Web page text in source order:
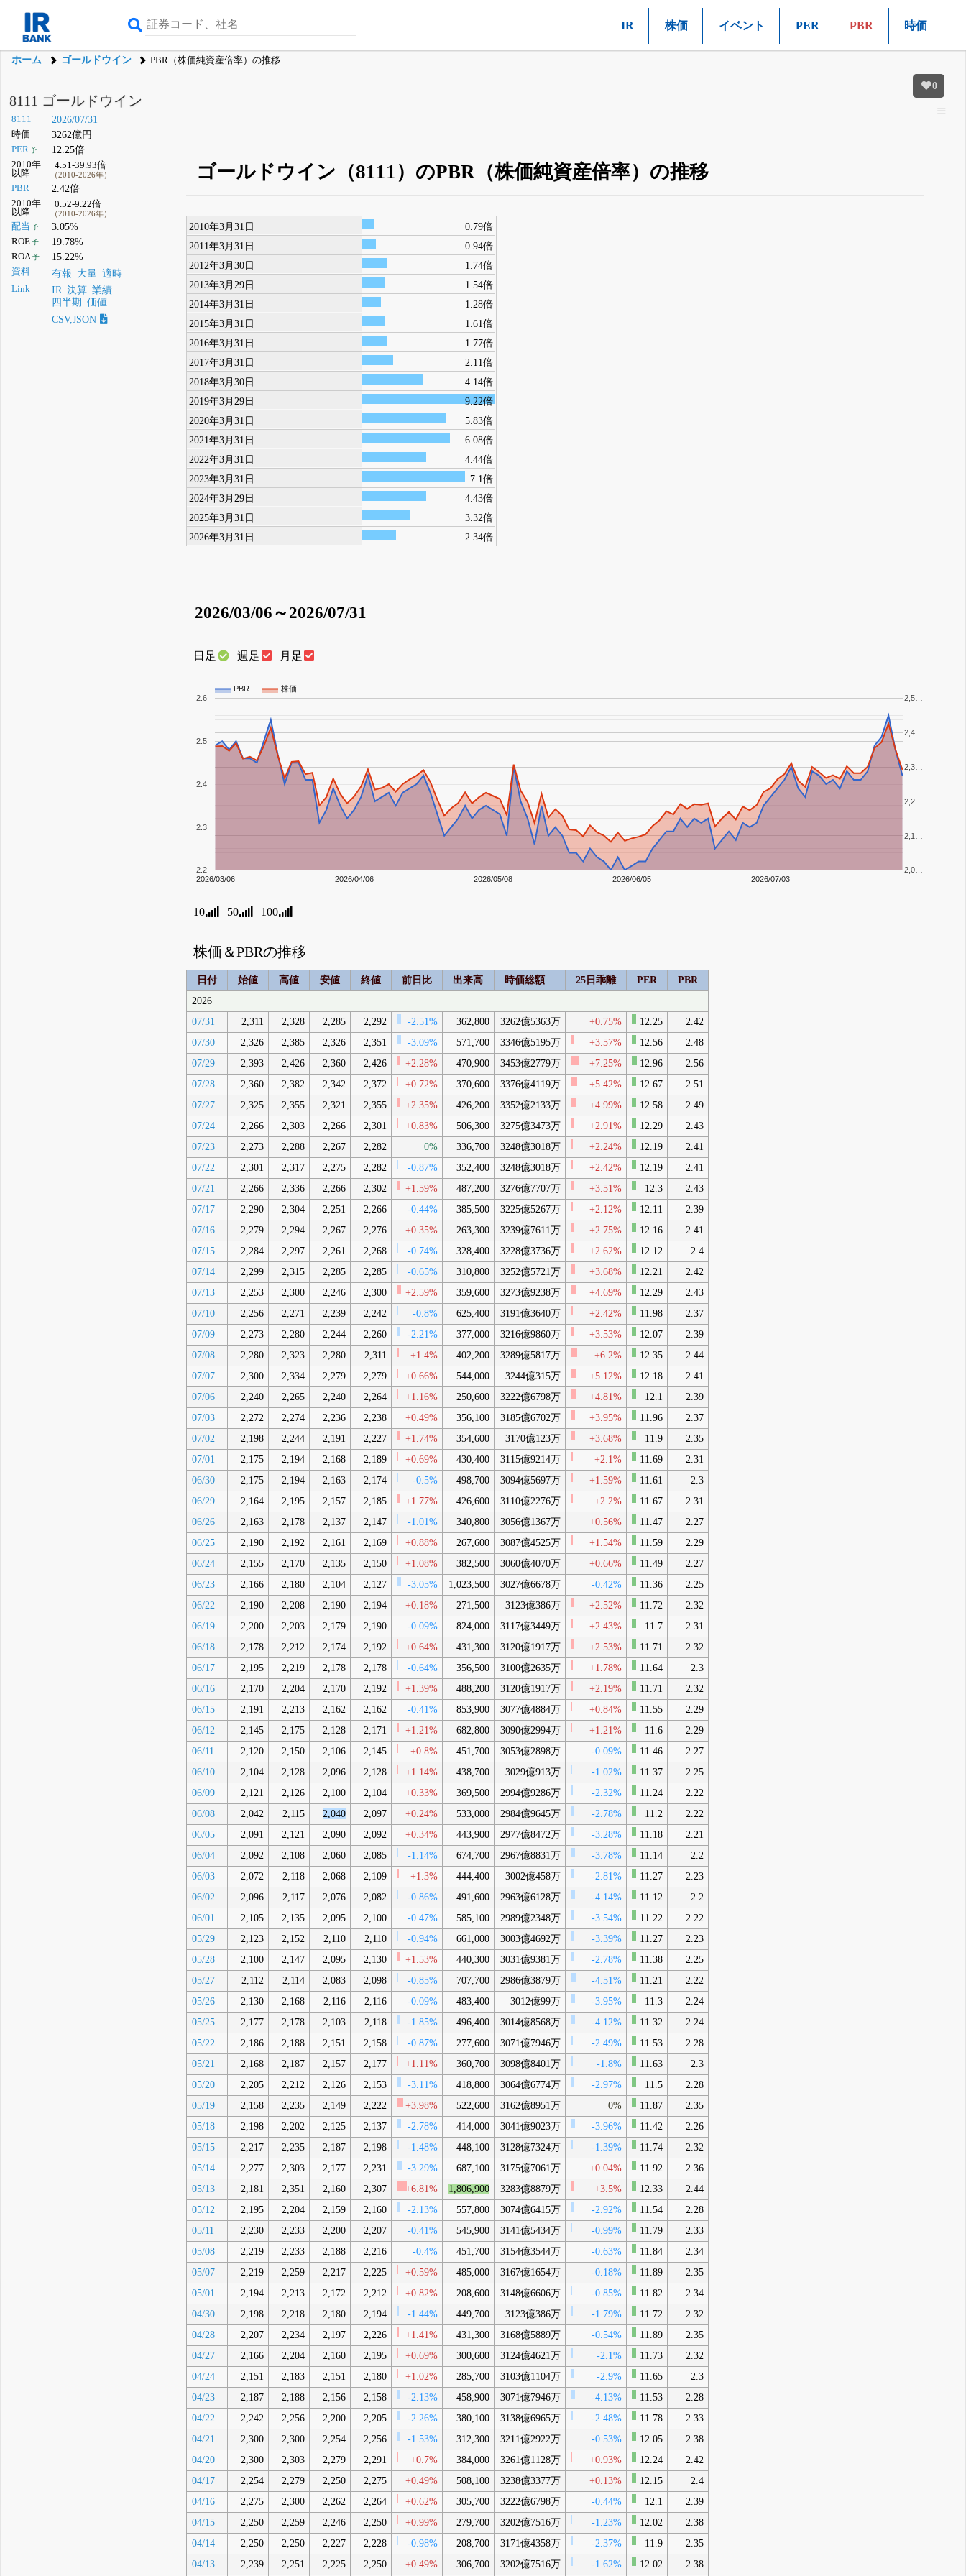
IR 株価 イベント PER PBR 時価
ホーム ゴールドウイン PBR（株価純資産倍率）の推移
0
8111 ゴールドウイン
8111 2026/07/31
時価 3262億円
PER予 12.25倍
2010年
以降
4.51-39.93倍
（2010-2026年）
PBR 2.42倍
2010年
以降
0.52-9.22倍
（2010-2026年）
配当 予 3.05%
ROE予 19.78%
ROA予 15.22%
資料 有報 大量 適時
Link IR 決算 業績
四半期
価値
CSV,JSON
ゴールドウイン（8111）のPBR（株価純資産倍率）の推移
2010年3月31日
0.79倍
2011年3月31日
0.94倍
2012年3月30日
1.74倍
2013年3月29日
1.54倍
2014年3月31日
1.28倍
2015年3月31日
1.61倍
2016年3月31日
1.77倍
2017年3月31日
2.11倍
2018年3月30日
4.14倍
2019年3月29日
9.22倍
2020年3月31日
5.83倍
2021年3月31日
6.08倍
2022年3月31日
4.44倍
2023年3月31日
7.1倍
2024年3月29日
4.43倍
2025年3月31日
3.32倍
2026年3月31日
2.34倍
2026/03/06～2026/07/31
日足 週足 月足
PBR 株価
2026/03/06 2026/04/06 2026/05/08 2026/06/05 2026/07/03
2.2
2.3
2.4
2.5
2.6
2,0…
2,1…
2,2…
2,3…
2,4…
2,5…
10 50 100
株価＆PBRの推移
日付 始値 高値 安値 終値 前日比 出来高 時価総額 25日乖離 PER
PBR
2026
07/31
2,311 2,328 2,285 2,292 -2.51% 362,800 3262億5363万 +0.75% 12.25
2.42
07/30
2,326 2,385 2,326 2,351 -3.09% 571,700 3346億5195万 +3.57% 12.56
2.48
07/29
2,393 2,426 2,360 2,426 +2.28% 470,900 3453億2779万 +7.25% 12.96
2.56
07/28
2,360 2,382 2,342 2,372 +0.72% 370,600 3376億4119万 +5.42% 12.67
2.51
07/27
2,325 2,355 2,321 2,355 +2.35% 426,200 3352億2133万 +4.99% 12.58
2.49
07/24
2,266 2,303 2,266 2,301 +0.83% 506,300 3275億3473万 +2.91% 12.29
2.43
07/23
2,273 2,288 2,267 2,282 0% 336,700 3248億3018万 +2.24% 12.19
2.41
07/22
2,301 2,317 2,275 2,282 -0.87% 352,400 3248億3018万 +2.42% 12.19
2.41
07/21
2,266 2,336 2,266 2,302 +1.59% 487,200 3276億7707万 +3.51% 12.3
2.43
07/17
2,290 2,304 2,251 2,266 -0.44% 385,500 3225億5267万 +2.12% 12.11
2.39
07/16
2,279 2,294 2,267 2,276 +0.35% 263,300 3239億7611万 +2.75% 12.16
2.41
07/15
2,284 2,297 2,261 2,268 -0.74% 328,400 3228億3736万 +2.62% 12.12
2.4
07/14
2,299 2,315 2,285 2,285 -0.65% 310,800 3252億5721万 +3.68% 12.21
2.42
07/13
2,253 2,300 2,246 2,300 +2.59% 359,600 3273億9238万 +4.69% 12.29
2.43
07/10
2,256 2,271 2,239 2,242 -0.8% 625,400 3191億3640万 +2.42% 11.98
2.37
07/09
2,273 2,280 2,244 2,260 -2.21% 377,000 3216億9860万 +3.53% 12.07
2.39
07/08
2,280 2,323 2,280 2,311 +1.4% 402,200 3289億5817万 +6.2% 12.35
2.44
07/07
2,300 2,334 2,279 2,279 +0.66% 544,000 3244億315万 +5.12% 12.18
2.41
07/06
2,240 2,265 2,240 2,264 +1.16% 250,600 3222億6798万 +4.81% 12.1
2.39
07/03
2,272 2,274 2,236 2,238 +0.49% 356,100 3185億6702万 +3.95% 11.96
2.37
07/02
2,198 2,244 2,191 2,227 +1.74% 354,600 3170億123万 +3.68% 11.9
2.35
07/01
2,175 2,194 2,168 2,189 +0.69% 430,400 3115億9214万 +2.1% 11.69
2.31
06/30
2,175 2,194 2,163 2,174 -0.5% 498,700 3094億5697万 +1.59% 11.61
2.3
06/29
2,164 2,195 2,157 2,185 +1.77% 426,600 3110億2276万 +2.2% 11.67
2.31
06/26
2,163 2,178 2,137 2,147 -1.01% 340,800 3056億1367万 +0.56% 11.47
2.27
06/25
2,190 2,192 2,161 2,169 +0.88% 267,600 3087億4525万 +1.54% 11.59
2.29
06/24
2,155 2,170 2,135 2,150 +1.08% 382,500 3060億4070万 +0.66% 11.49
2.27
06/23
2,166 2,180 2,104 2,127 -3.05% 1,023,500 3027億6678万 -0.42% 11.36
2.25
06/22
2,190 2,208 2,190 2,194 +0.18% 271,500 3123億386万 +2.52% 11.72
2.32
06/19
2,200 2,203 2,179 2,190 -0.09% 824,000 3117億3449万 +2.43% 11.7
2.31
06/18
2,178 2,212 2,174 2,192 +0.64% 431,300 3120億1917万 +2.53% 11.71
2.32
06/17
2,195 2,219 2,178 2,178 -0.64% 356,500 3100億2635万 +1.78% 11.64
2.3
06/16
2,170 2,204 2,170 2,192 +1.39% 488,200 3120億1917万 +2.19% 11.71
2.32
06/15
2,191 2,213 2,162 2,162 -0.41% 853,900 3077億4884万 +0.84% 11.55
2.29
06/12
2,145 2,175 2,128 2,171 +1.21% 682,800 3090億2994万 +1.21% 11.6
2.29
06/11
2,120 2,150 2,106 2,145 +0.8% 451,700 3053億2898万 -0.09% 11.46
2.27
06/10
2,104 2,128 2,096 2,128 +1.14% 438,700 3029億913万 -1.02% 11.37
2.25
06/09
2,121 2,126 2,100 2,104 +0.33% 369,500 2994億9286万 -2.32% 11.24
2.22
06/08
2,042 2,115 2,040 2,097 +0.24% 533,000 2984億9645万 -2.78% 11.2
2.22
06/05
2,091 2,121 2,090 2,092 +0.34% 443,900 2977億8472万 -3.28% 11.18
2.21
06/04
2,092 2,108 2,060 2,085 -1.14% 674,700 2967億8831万 -3.78% 11.14
2.2
06/03
2,072 2,118 2,068 2,109 +1.3% 444,400 3002億458万 -2.81% 11.27
2.23
06/02
2,096 2,117 2,076 2,082 -0.86% 491,600 2963億6128万 -4.14% 11.12
2.2
06/01
2,105 2,135 2,095 2,100 -0.47% 585,100 2989億2348万 -3.54% 11.22
2.22
05/29
2,123 2,152 2,110 2,110 -0.94% 661,000 3003億4692万 -3.39% 11.27
2.23
05/28
2,100 2,147 2,095 2,130 +1.53% 440,300 3031億9381万 -2.78% 11.38
2.25
05/27
2,112 2,114 2,083 2,098 -0.85% 707,700 2986億3879万 -4.51% 11.21
2.22
05/26
2,130 2,168 2,116 2,116 -0.09% 483,400 3012億99万 -3.95% 11.3
2.24
05/25
2,177 2,178 2,103 2,118 -1.85% 496,400 3014億8568万 -4.12% 11.32
2.24
05/22
2,186 2,188 2,151 2,158 -0.87% 277,600 3071億7946万 -2.49% 11.53
2.28
05/21
2,168 2,187 2,157 2,177 +1.11% 360,700 3098億8401万 -1.8% 11.63
2.3
05/20
2,205 2,212 2,126 2,153 -3.11% 418,800 3064億6774万 -2.97% 11.5
2.28
05/19
2,158 2,235 2,149 2,222 +3.98% 522,600 3162億8951万 0% 11.87
2.35
05/18
2,198 2,202 2,125 2,137 -2.78% 414,000 3041億9023万 -3.96% 11.42
2.26
05/15
2,217 2,235 2,187 2,198 -1.48% 448,100 3128億7324万 -1.39% 11.74
2.32
05/14
2,277 2,303 2,177 2,231 -3.29% 687,100 3175億7061万 +0.04% 11.92
2.36
05/13
2,181 2,351 2,160 2,307 +6.81% 1,806,900 3283億8879万 +3.5% 12.33
2.44
05/12
2,195 2,204 2,159 2,160 -2.13% 557,800 3074億6415万 -2.92% 11.54
2.28
05/11
2,230 2,233 2,200 2,207 -0.41% 545,900 3141億5434万 -0.99% 11.79
2.33
05/08
2,219 2,233 2,188 2,216 -0.4% 451,700 3154億3544万 -0.63% 11.84
2.34
05/07
2,219 2,259 2,217 2,225 +0.59% 485,000 3167億1654万 -0.18% 11.89
2.35
05/01
2,194 2,213 2,172 2,212 +0.82% 208,600 3148億6606万 -0.85% 11.82
2.34
04/30
2,198 2,218 2,180 2,194 -1.44% 449,700 3123億386万 -1.79% 11.72
2.32
04/28
2,207 2,234 2,197 2,226 +1.41% 431,300 3168億5889万 -0.54% 11.89
2.35
04/27
2,166 2,204 2,160 2,195 +0.69% 300,600 3124億4621万 -2.1% 11.73
2.32
04/24
2,151 2,183 2,151 2,180 +1.02% 285,700 3103億1104万 -2.9% 11.65
2.3
04/23
2,187 2,188 2,156 2,158 -2.13% 458,900 3071億7946万 -4.13% 11.53
2.28
04/22
2,242 2,256 2,200 2,205 -2.26% 380,100 3138億6965万 -2.48% 11.78
2.33
04/21
2,300 2,300 2,254 2,256 -1.53% 312,300 3211億2922万 -0.53% 12.05
2.38
04/20
2,300 2,303 2,279 2,291 +0.7% 384,000 3261億1128万 +0.93% 12.24
2.42
04/17
2,254 2,279 2,250 2,275 +0.49% 508,100 3238億3377万 +0.13% 12.15
2.4
04/16
2,275 2,300 2,262 2,264 +0.62% 305,700 3222億6798万 -0.44% 12.1
2.39
04/15
2,250 2,259 2,246 2,250 +0.99% 279,700 3202億7516万 -1.23% 12.02
2.38
04/14
2,250 2,250 2,227 2,228 -0.98% 208,700 3171億4358万 -2.37% 11.9
2.35
04/13
2,239 2,251 2,225 2,250 +0.49% 306,700 3202億7516万 -1.62% 12.02 2.38